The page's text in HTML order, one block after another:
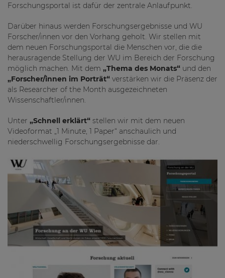
Forschungsportal ist dafür der zentrale Anlaufpunkt.
Darüber hinaus werden Forschungsergebnisse und WU
Forscher/innen vor den Vorhang geholt. Wir stellen mit
dem neuen Forschungsportal die Menschen vor, die die
herausragende Stellung der WU im Bereich der Forschung
möglich machen. Mit dem „Thema des Monats“ und den
„Forscher/innen im Porträt“ verstärken wir die Präsenz der
als Researcher of the Month ausgezeichneten
Wissenschaftler/innen.
Unter „Schnell erklärt“ stellen wir mit dem neuen
Videoformat „1 Minute, 1 Paper“ anschaulich und
niederschwellig Forschungsergebnisse dar.